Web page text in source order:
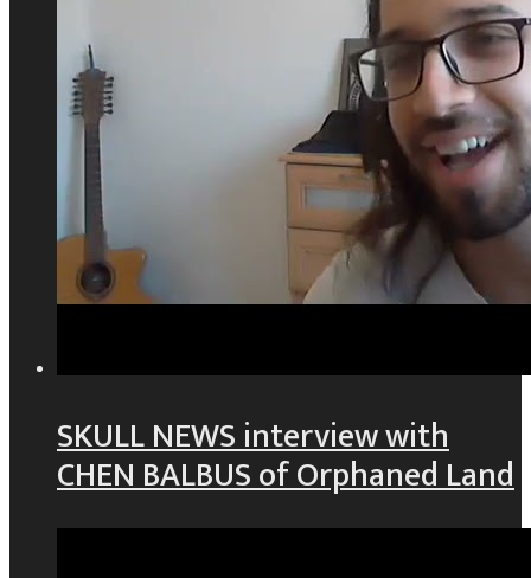
SKULL NEWS interview with
CHEN BALBUS of Orphaned Land